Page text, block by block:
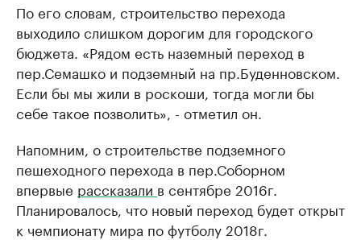
По его словам, строительство перехода
выходило слишком дорогим для городского
бюджета. «Рядом есть наземный переход в
пер.Семашко и подземный на пр.Буденновском.
Если бы мы жили в роскоши, тогда могли бы
себе такое позволить», - отметил он.
Напомним, о строительстве подземного
пешеходного перехода в пер.Соборном
впервые рассказали в сентябре 2016г.
Планировалось, что новый переход будет открыт
к чемпионату мира по футболу 2018г.